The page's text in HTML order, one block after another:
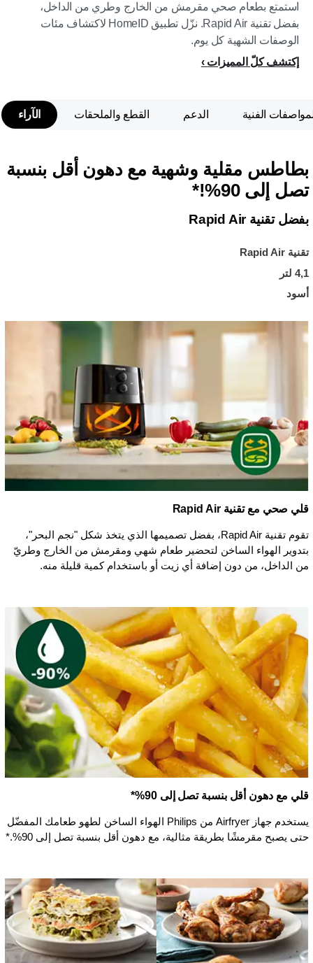
استمتع بطعام صحي مقرمش من الخارج وطري من الداخل،
بفضل تقنية Rapid Air. نزّل تطبيق HomeID لاكتشاف مئات
الوصفات الشهية كل يوم.
إكتشف كلّ المميزات
الفنية الدعم القطع والملحقات الآراء
بطاطس مقلية وشهية مع دهون أقل بنسبة
تصل إلى 90%!*
بفضل تقنية Rapid Air
تقنية Rapid Air
4,1 لتر
أسود
قلي صحي مع تقنية Rapid Air
تقوم تقنية Rapid Air، بفضل تصميمها الذي يتخذ شكل "نجم البحر"،
بتدوير الهواء الساخن لتحضير طعام شهي ومقرمش من الخارج وطريّ
من الداخل، من دون إضافة أي زيت أو باستخدام كمية قليلة منه.
قلي مع دهون أقل بنسبة تصل إلى 90%*
يستخدم جهاز Airfryer من Philips الهواء الساخن لطهو طعامك المفضّل
حتى يصبح مقرمشًا بطريقة مثالية، مع دهون أقل بنسبة تصل إلى 90%.*